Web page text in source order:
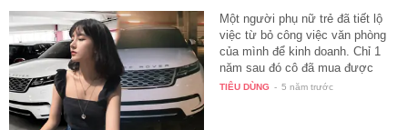
Một người phụ nữ trẻ đã tiết lộ
việc từ bỏ công việc văn phòng
của mình để kinh doanh. Chỉ 1
năm sau đó cô đã mua được
xe…
TIÊU DÙNG - 5 năm trước